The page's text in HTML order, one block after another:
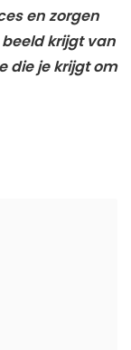
en zorgen
krijgt van
die je krijgt om